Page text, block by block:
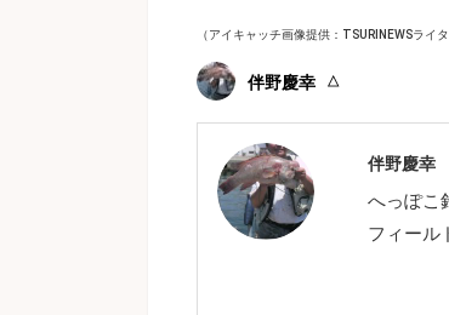
（アイキャッチ画像提供：TSURINEWSライ
伴野慶幸
伴野慶幸
へっぽこ
フィール